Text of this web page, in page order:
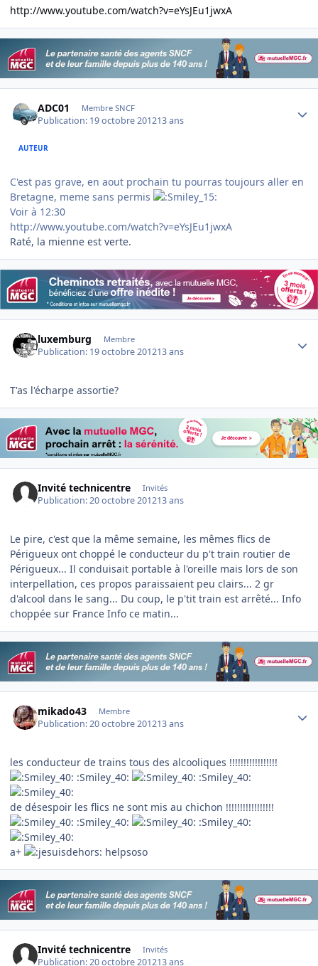
http://www.youtube.com/watch?v=eYsJEu1jwxA
ADC01 Membre SNCF
Publication: 19 octobre 201213 ans
AUTEUR
C'est pas grave, en aout prochain tu pourras toujours aller en
Bretagne, meme sans permis
Voir à 12:30
http://www.youtube.com/watch?v=eYsJEu1jwxA
Raté, la mienne est verte.
luxemburg Membre
Publication: 19 octobre 201213 ans
T'as l'écharpe assortie?
Invité technicentre Invités
Publication:20 octobre 201213 ans
Le pire, c'est que la même semaine, les mêmes flics de
Périgueux ont choppé le conducteur du p't train routier de
Périgueux... Il conduisait portable à l'oreille mais lors de son
interpellation, ces propos paraissaient peu clairs... 2 gr
d'alcool dans le sang... Du coup, le p'tit train est arrêté... Info
choppée sur France Info ce matin...
mikado43 Membre
Publication:20 octobre 201213 ans
les conducteur de trains tous des alcooliques !!!!!!!!!!!!!!!!!
:Smiley_40:
:Smiley_40:
de désespoir les flics ne sont mis au chichon !!!!!!!!!!!!!!!!!
:Smiley_40:
:Smiley_40:
a+ helpsoso
Invité technicentre Invités
Publication:20 octobre 201213 ans